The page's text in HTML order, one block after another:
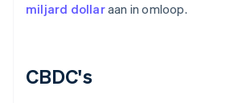
miljard dollaraan in omloop.
CBDC's